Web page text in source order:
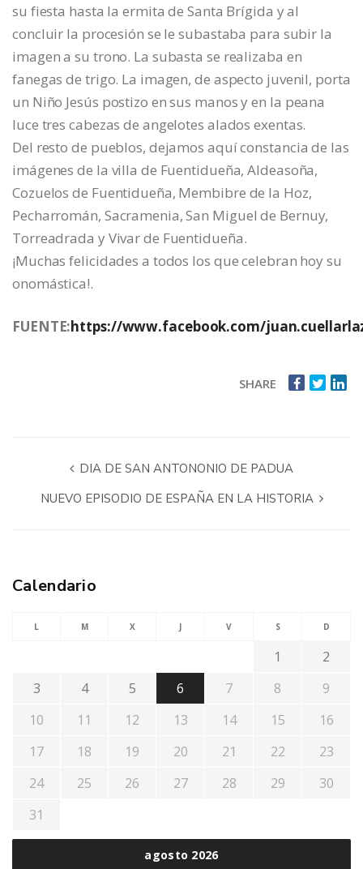
su fiesta hasta la ermita de Santa Brígida y al
concluir la procesión se le subastaba para subir la
imagen a su trono. La subasta se realizaba en
fanegas de trigo. La imagen, de aspecto juvenil, porta
un Niño Jesús postizo en sus manos y en la peana
luce tres cabezas de angelotes alados exentas.
Del resto de pueblos, dejamos aquí constancia de las
imágenes de la villa de Fuentidueña, Aldeasoña,
Cozuelos de Fuentidueña, Membibre de la Hoz,
Pecharromán, Sacramenia, San Miguel de Bernuy,
Torreadrada y Vivar de Fuentidueña.
¡Muchas felicidades a todos los que celebran hoy su
onomástica!.
FUENTE:https://www.facebook.com/
SHARE
DIA DE SAN ANTONONIO DE PADUA
NUEVO EPISODIO DE ESPAÑA EN LA HISTORIA
Calendario
agosto 2026
L M X J V S D
1
2
3
4 5 6 7 8
9
10
11 12 13 14 15
16
17
18 19 20 21 22
23
24
25 26 27 28 29
30
31